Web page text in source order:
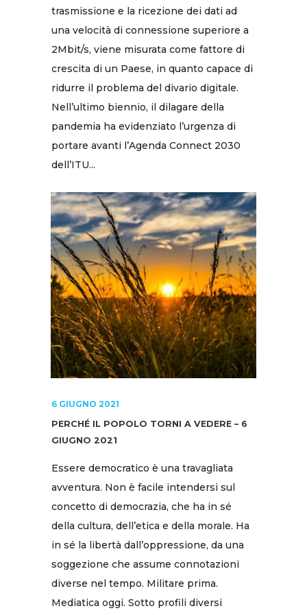
trasmissione e la ricezione dei dati ad
una velocità di connessione superiore a
2Mbit/s, viene misurata come fattore di
crescita di un Paese, in quanto capace di
ridurre il problema del divario digitale.
Nell’ultimo biennio, il dilagare della
pandemia ha evidenziato l’urgenza di
portare avanti l’Agenda Connect 2030
dell’ITU...
6 GIUGNO 2021
PERCHÉ IL POPOLO TORNI A VEDERE – 6
GIUGNO 2021
Essere democratico è una travagliata
avventura. Non è facile intendersi sul
concetto di democrazia, che ha in sé
della cultura, dell’etica e della morale. Ha
in sé la libertà dall’oppressione, da una
soggezione che assume connotazioni
diverse nel tempo. Militare prima.
Mediatica oggi. Sotto profili diversi